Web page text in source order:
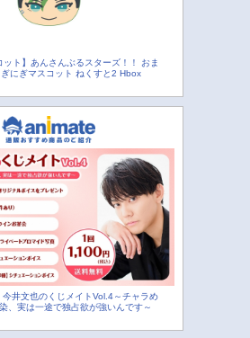
ット】あんさんぶるスターズ！！ おま
にぎマスコット ねくすと2 Hbox
今井文也のくじメイトVol.4～チャラめ
、実は一途で独占欲が強いんです～